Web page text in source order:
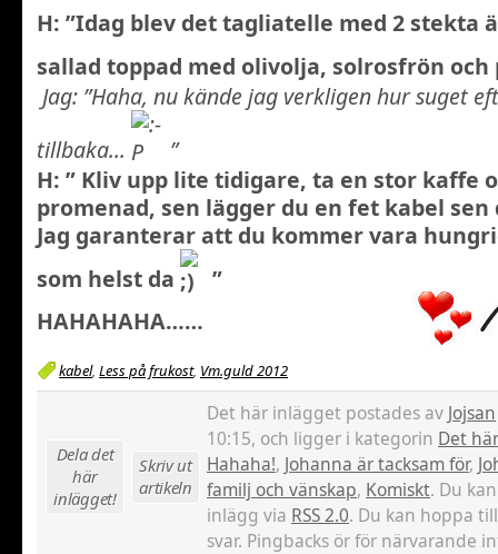
H: ”Idag blev det tagliatelle med 2 stekta
sallad toppad med olivolja, solrosfrön
Jag: ”Haha, nu kände jag verkligen hur suget
tillbaka…
”
H: ” Kliv upp lite tidigare, ta en stor kaffe
promenad, sen lägger du en fet kabel
Jag garanterar att du kommer vara
som helst da
”
HAHAHAHA……
kabel, Less på frukost, Vm.guld 2012
Dela det
här
inlägget!
Skriv ut
artikeln
Det här inlägget postades av Jojsan
10:15, och ligger i kategorin Det
Hahaha!, Johanna är tacksam för,
familj och vänskap, Komiskt. Du
inlägg via RSS 2.0. Du kan hoppa
svar. Pingbacks ör för närvarande